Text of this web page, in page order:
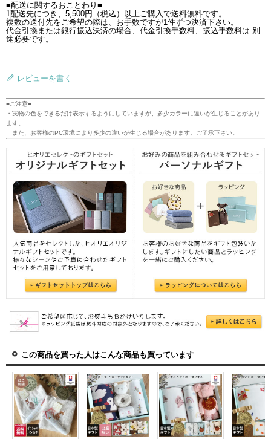
■配送に関するおことわり■
1配送先につき、5,500円（税込）以上ご購入で送料無料です。
複数の送付先をご希望の際は、お手数ですが1件ずつ決済下さい。
代金引換または銀行振込決済の場合、代金引換手数料、振込手数料は 別
途必要です。
レビューを書く
■ご注意■
・実物の色をできるだけ表示するようにしていますが、多少カラーに違いが生じることがあり
ます。
また、お客様のPC環境により多少の違いが生じる場合があります。ご了承下さい。
この商品を買った人はこんな商品も買っています